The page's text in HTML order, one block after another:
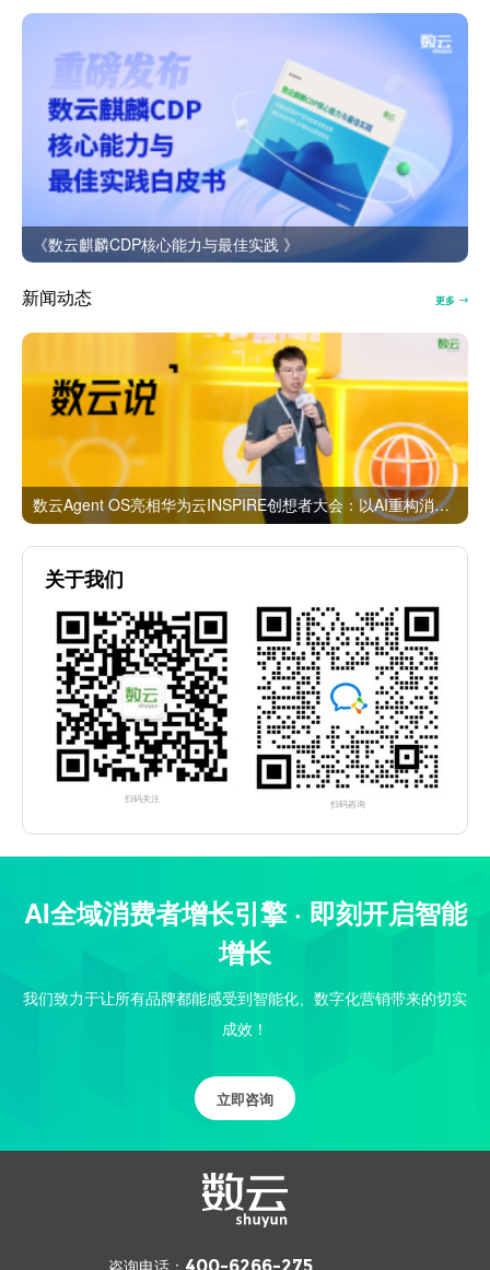
《数云麒麟CDP核心能力与最佳实践 》
新闻动态 更多
数云Agent OS亮相华为云INSPIRE创想者大会：以AI重构消费者运营与零售营销新范式
关于我们
扫码关注 扫码咨询
AI全域消费者增长引擎 · 即刻开启智能
增长
我们致力于让所有品牌都能感受到智能化、数字化营销带来的切实
成效！
立即咨询